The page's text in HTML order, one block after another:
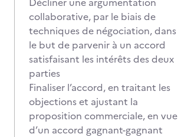
collaborative, par le biais de
techniques de négociation, dans
le but de parvenir à un accord
satisfaisant les intérêts des deux
parties
Finaliser l’accord, en traitant les
objections et ajustant la
proposition commerciale, en vue
d’un accord gagnant-gagnant